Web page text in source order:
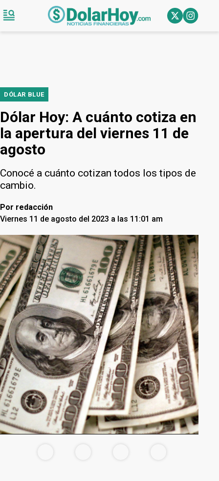
DÓLAR BLUE
Dólar Hoy: A cuánto cotiza en
la apertura del viernes 11 de
agosto
Conocé a cuánto cotizan todos los tipos de
cambio.
Por redacción
Viernes 11 de agosto del 2023 a las 11:01 am